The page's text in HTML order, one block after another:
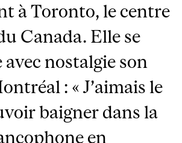
à Toronto, le centre
Canada. Elle se
nostalgie son
: « J’aimais le
baigner dans la
en